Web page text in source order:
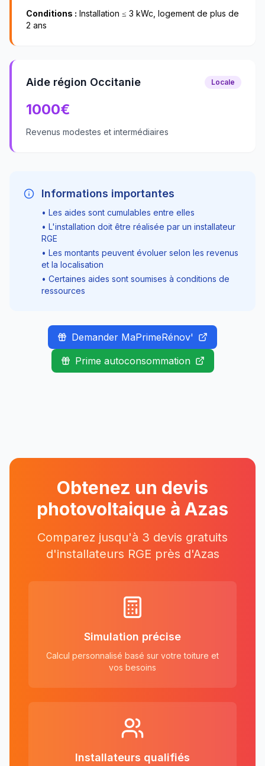
Conditions : Installation ≤ 3 kWc, logement de plus de
2 ans
Aide région Occitanie Locale
1000€
Revenus modestes et intermédiaires
Informations importantes
• Les aides sont cumulables entre elles
• L'installation doit être réalisée par un installateur
RGE
• Les montants peuvent évoluer selon les revenus
et la localisation
• Certaines aides sont soumises à conditions de
ressources
Demander MaPrimeRénov'
Prime autoconsommation
Obtenez un devis
photovoltaique à Azas
Comparez jusqu'à 3 devis gratuits
d'installateurs RGE près d'Azas
Simulation précise
Calcul personnalisé basé sur votre toiture et
vos besoins
Installateurs qualifiés